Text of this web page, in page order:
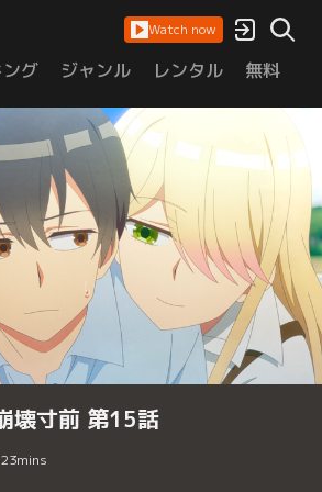
Watch now
グ ジャンル レンタル 無料
壊寸前 第15話
23mins